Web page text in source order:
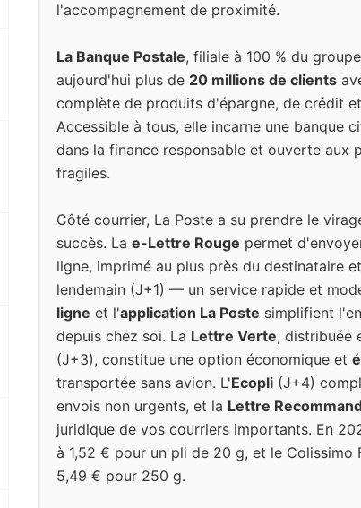
l'accompagnement de proximité.
La Banque Postale, filiale à 100 % du
aujourd'hui plus de 20 millions de clients
complète de produits d'épargne, de crédit
Accessible à tous, elle incarne une banque
dans la finance responsable et ouverte aux
fragiles.
Côté courrier, La Poste a su prendre le
succès. La e-Lettre Rouge permet
ligne, imprimé au plus près du destinataire
lendemain (J+1) — un service rapide et
ligne et l'application La Poste simplifient
depuis chez soi. La Lettre Verte, distribuée
(J+3), constitue une option économique et
transportée sans avion. L'Ecopli (J+4)
envois non urgents, et la Lettre
juridique de vos courriers importants. En
à 1,52 € pour un pli de 20 g, et le Colissimo
5,49 € pour 250 g.